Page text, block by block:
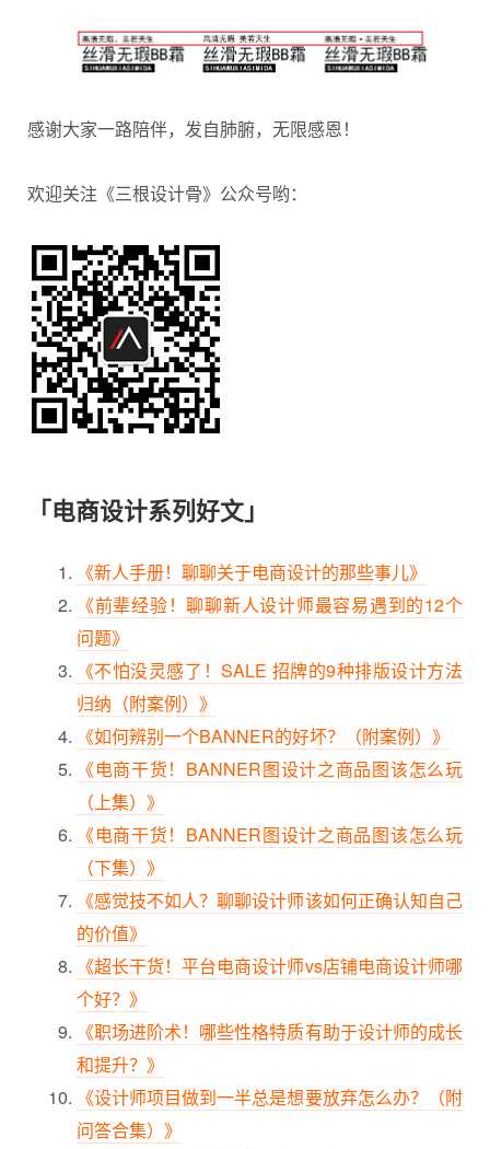
感谢大家一路陪伴，发自肺腑，无限感恩！
欢迎关注《三根设计骨》公众号哟：
「电商设计系列好文」
《新人手册！聊聊关于电商设计的那些事儿》
《前辈经验！聊聊新人设计师最容易遇到的12个
问题》
《不怕没灵感了！SALE 招牌的9种排版设计方法
归纳（附案例）》
《如何辨别一个BANNER的好坏？（附案例）》
《电商干货！BANNER图设计之商品图该怎么玩
（上集）》
《电商干货！BANNER图设计之商品图该怎么玩
（下集）》
《感觉技不如人？聊聊设计师该如何正确认知自己
的价值》
《超长干货！平台电商设计师vs店铺电商设计师哪
个好？》
《职场进阶术！哪些性格特质有助于设计师的成长
和提升？》
《设计师项目做到一半总是想要放弃怎么办？（附
问答合集）》